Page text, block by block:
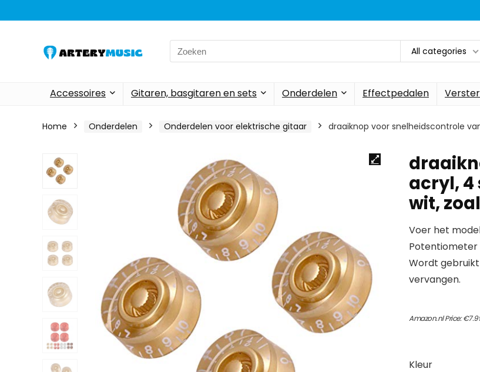
Search
for:
All categories
Accessoires Gitaren, basgitaren en sets Onderdelen Effectpedalen
Home Onderdelen Onderdelen voor elektrische gitaar draaiknop voor snelheidscontrole
acryl, 4
wit,
Voer het
Potentiometer
Wordt
vervangen.
Amazon.nl Price:€
Kleur